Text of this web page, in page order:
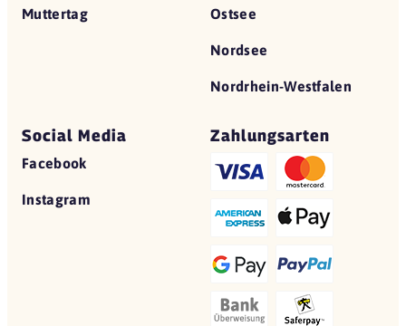
Muttertag Ostsee
Nordsee
Nordrhein-Westfalen
Social Media
Facebook
Instagram
Zahlungsarten